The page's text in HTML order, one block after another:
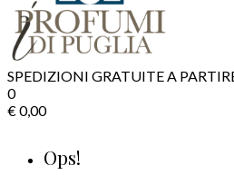
SPEDIZIONI GRATUITE A
0
€0,00
Ops!